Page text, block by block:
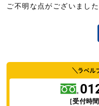
ご不明な点がございまし
＼ラベル
［受付時